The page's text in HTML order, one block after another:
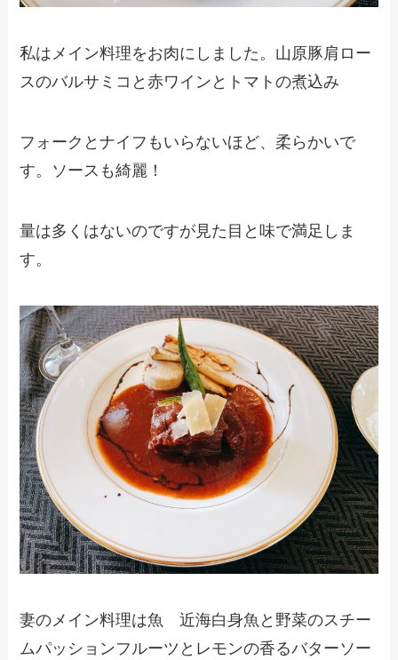
私はメイン料理をお肉にしました。山原豚肩ロー
スのバルサミコと赤ワインとトマトの煮込み
フォークとナイフもいらないほど、柔らかいで
す。ソースも綺麗！
量は多くはないのですが見た目と味で満足しま
す。
妻のメイン料理は魚 近海白身魚と野菜のスチー
ムパッションフルーツとレモンの香るバターソー